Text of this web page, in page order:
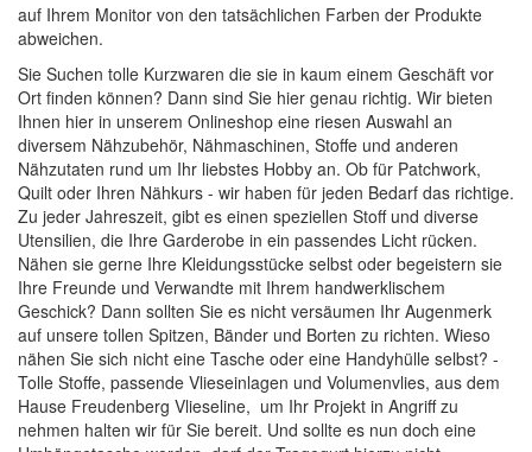
auf Ihrem Monitor von den tatsächlichen Farben der Produkte
abweichen.
Sie Suchen tolle Kurzwaren die sie in kaum einem Geschäft vor
Ort finden können? Dann sind Sie hier genau richtig. Wir bieten
Ihnen hier in unserem Onlineshop eine riesen Auswahl an
diversem Nähzubehör, Nähmaschinen, Stoffe und anderen
Nähzutaten rund um Ihr liebstes Hobby an. Ob für Patchwork,
Quilt oder Ihren Nähkurs - wir haben für jeden Bedarf das richtige.
Zu jeder Jahreszeit, gibt es einen speziellen Stoff und diverse
Utensilien, die Ihre Garderobe in ein passendes Licht rücken.
Nähen sie gerne Ihre Kleidungsstücke selbst oder begeistern sie
Ihre Freunde und Verwandte mit Ihrem handwerklischem
Geschick? Dann sollten Sie es nicht versäumen Ihr Augenmerk
auf unsere tollen Spitzen, Bänder und Borten zu richten. Wieso
nähen Sie sich nicht eine Tasche oder eine Handyhülle selbst? -
Tolle Stoffe, passende Vlieseinlagen und Volumenvlies, aus dem
Hause Freudenberg Vlieseline, um Ihr Projekt in Angriff zu
nehmen halten wir für Sie bereit. Und sollte es nun doch eine